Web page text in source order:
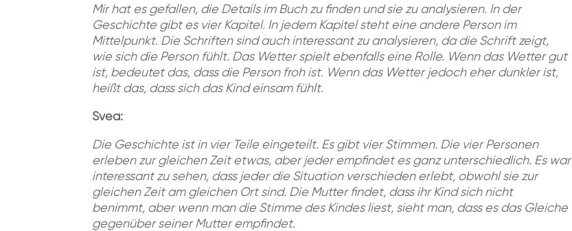
Mir hat es gefallen, die Details im Buch zu finden und sie zu analysieren. In der
Geschichte gibt es vier Kapitel. In jedem Kapitel steht eine andere Person im
Mittelpunkt. Die Schriften sind auch interessant zu analysieren, da die Schrift zeigt,
wie sich die Person fühlt. Das Wetter spielt ebenfalls eine Rolle. Wenn das Wetter gut
ist, bedeutet das, dass die Person froh ist. Wenn das Wetter jedoch eher dunkler ist,
heißt das, dass sich das Kind einsam fühlt.
Svea:
Die Geschichte ist in vier Teile eingeteilt. Es gibt vier Stimmen. Die vier Personen
erleben zur gleichen Zeit etwas, aber jeder empfindet es ganz unterschiedlich. Es war
interessant zu sehen, dass jeder die Situation verschieden erlebt, obwohl sie zur
gleichen Zeit am gleichen Ort sind. Die Mutter findet, dass ihr Kind sich nicht
benimmt, aber wenn man die Stimme des Kindes liest, sieht man, dass es das Gleiche
gegenüber seiner Mutter empfindet.